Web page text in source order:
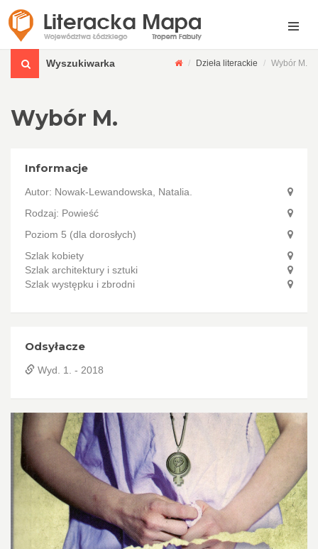
Wyszukiwarka Dzieła literackie Wybór M.
Wybór M.
Informacje
Autor: Nowak-Lewandowska, Natalia.
Rodzaj: Powieść
Poziom 5 (dla dorosłych)
Szlak kobiety
Szlak architektury i sztuki
Szlak występku i zbrodni
Odsyłacze
Wyd. 1. - 2018